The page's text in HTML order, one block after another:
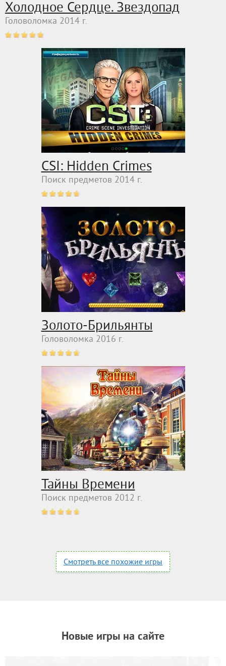
Холодное Сердце. Звездопад
Головоломка 2014 г.
CSI: Hidden Crimes
Поиск предметов 2014 г.
Золото-Брильянты
Головоломка 2016 г.
Тайны Времени
Поиск предметов 2012 г.
Смотреть все похожие игры
Новые игры на сайте